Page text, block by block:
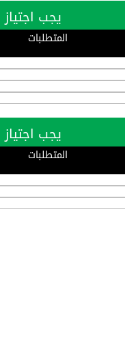
يجب اجتياز 9 ساعة بنجاح
المتطلبات
يجب اجتياز 6 ساعة بنجاح
المتطلبات